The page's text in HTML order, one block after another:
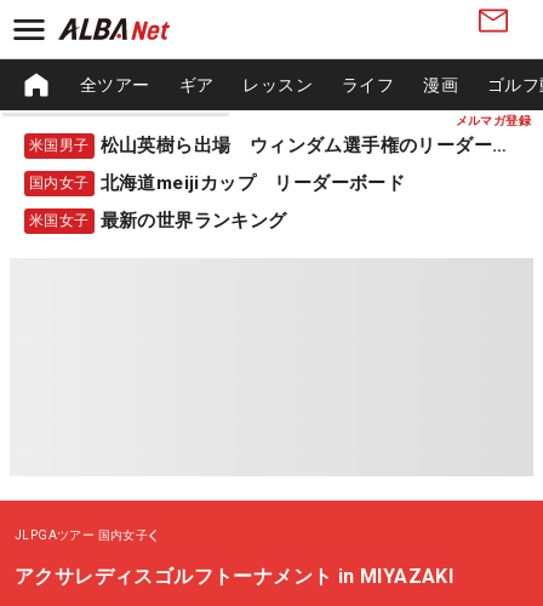
メルマガ登録
全ツアー ギア レッスン ライフ 漫画 ゴル
米国男子 松山英樹ら出場 ウィンダム選手権のリーダーボード
国内女子 北海道meijiカップ リーダーボード
米国女子 最新の世界ランキング
JLPGAツアー 国内女子
アクサレディスゴルフトーナメント in MIYAZAKI